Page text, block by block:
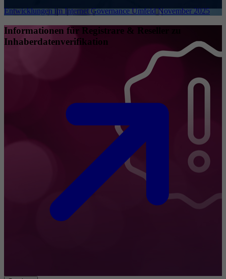
Entwicklungen im Internet Governance Umfeld November 2025
Informationen für Registrare & Reseller zu
Inhaberdatenverifikation